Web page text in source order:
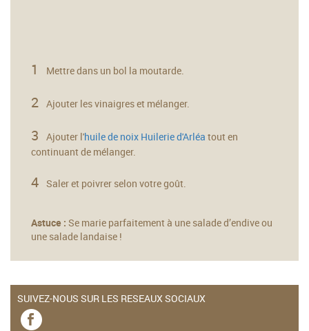
Mettre dans un bol la moutarde.
Ajouter les vinaigres et mélanger.
Ajouter l'huile de noix Huilerie d'Arléa tout en
continuant de mélanger.
Saler et poivrer selon votre goût.
Astuce : Se marie parfaitement à une salade d’endive ou
une salade landaise !
SUIVEZ-NOUS SUR LES RESEAUX SOCIAUX